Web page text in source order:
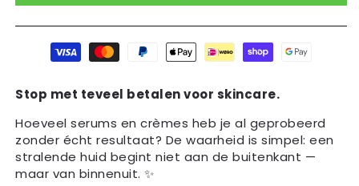
Betaalmethoden
Stop met teveel betalen voor skincare.
Hoeveel serums en crèmes heb je al geprobeerd
zonder écht resultaat? De waarheid is simpel: een
stralende huid begint niet aan de buitenkant —
maar van binnenuit. ✨